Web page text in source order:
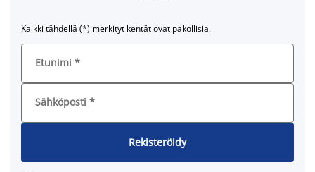
Kaikki tähdellä (*) merkityt kentät ovat pakollisia.
Etunimi *
Sähköposti *
Rekisteröidy